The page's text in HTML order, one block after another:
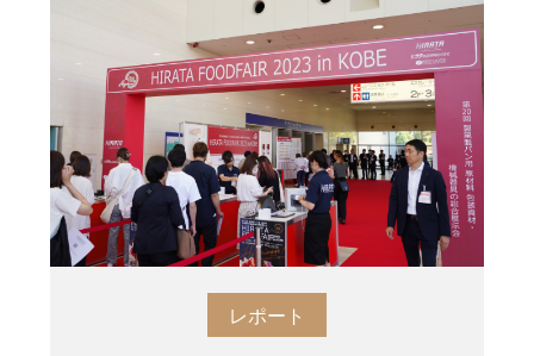
レポート